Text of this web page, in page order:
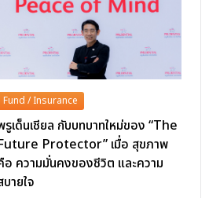
Fund / Insurance
รูเด็นเชียล กับบทบาทใหม่ของ “The
Protector” เมื่อ สุขภาพ
อ ความมั่นคงของชีวิต และความ
บายใจ